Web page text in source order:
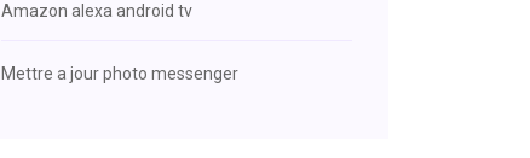
Amazon alexa android tv
Mettre a jour photo messenger